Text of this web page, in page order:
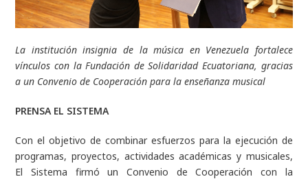
La institución insignia de la música en Venezuela fortalece
vínculos con la Fundación de Solidaridad Ecuatoriana, gracias
a un Convenio de Cooperación para la enseñanza musical
PRENSA EL SISTEMA
Con el objetivo de combinar esfuerzos para la ejecución de
programas, proyectos, actividades académicas y musicales,
El Sistema firmó un Convenio de Cooperación con la